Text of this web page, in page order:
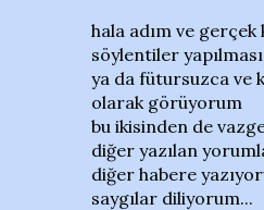
hala adım ve gerçek
söylentiler
ya da fütursuzca ve
olarak görüyorum
bu ikisinden de
diğer yazılan
diğer habere
saygılar diliyorum...